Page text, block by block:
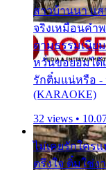
สาวบ้านนา แ
จริงเหมือนคำ
ตามธรรมเนีย
หวั่นขอยอมได้
รักติ๋มแน่หรือ -
(KARAOKE)
32 views •
ไม่เคยรักใคร
ตรึงใจ ติ๋มใช่